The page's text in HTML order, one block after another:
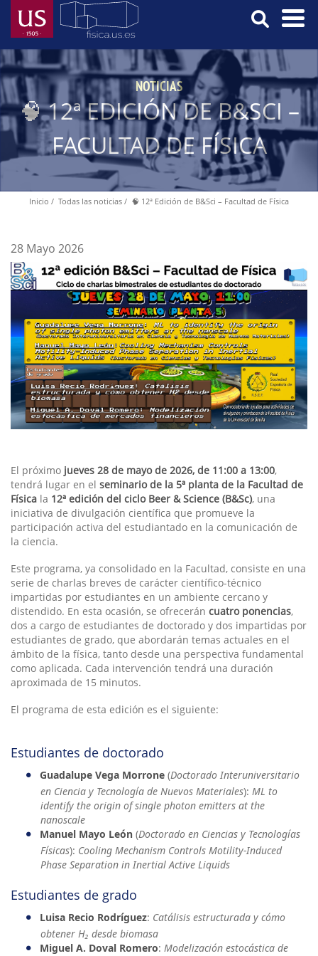
Pasar
contenido
principal
Menú
Principal
NOTICIAS
🧠 12ª EDICIÓN DE B&SCI –
FACULTAD DE FÍSICA
Ruta
navegación
Inicio Todas las noticias 🧠 12ª Edición de B&Sci – Facultad de Física
28 Mayo 2026
El próximo jueves 28 de mayo de 2026, de 11:00 a 13:00,
tendrá lugar en el seminario de la 5ª planta de la Facultad de
Física la 12ª edición del ciclo Beer & Science (B&Sc), una
iniciativa de divulgación científica que promueve la
participación activa del estudiantado en la comunicación de
la ciencia.
Este programa, ya consolidado en la Facultad, consiste en una
serie de charlas breves de carácter científico-técnico
impartidas por estudiantes en un ambiente cercano y
distendido. En esta ocasión, se ofrecerán cuatro ponencias,
dos a cargo de estudiantes de doctorado y dos impartidas por
estudiantes de grado, que abordarán temas actuales en el
ámbito de la física, tanto desde una perspectiva fundamental
como aplicada. Cada intervención tendrá una duración
aproximada de 15 minutos.
El programa de esta edición es el siguiente:
Estudiantes de doctorado
Guadalupe Vega Morrone (Doctorado Interuniversitario
en Ciencia y Tecnología de Nuevos Materiales): ML to
identify the origin of single photon emitters at the
nanoscale
Manuel Mayo León (Doctorado en Ciencias y Tecnologías
Físicas): Cooling Mechanism Controls Motility-Induced
Phase Separation in Inertial Active Liquids
Estudiantes de grado
Luisa Recio Rodríguez: Catálisis estructurada y cómo
obtener H₂ desde biomasa
Miguel A. Doval Romero:Modelización estocástica de